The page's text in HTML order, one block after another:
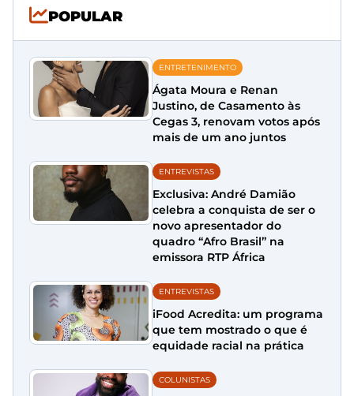
POPULAR
ENTRETENIMENTO
Ágata Moura e Renan
Justino, de Casamento às
Cegas 3, renovam votos após
mais de um ano juntos
ENTREVISTAS
Exclusiva: André Damião
celebra a conquista de ser o
novo apresentador do
quadro “Afro Brasil” na
emissora RTP África
ENTREVISTAS
iFood Acredita: um programa
que tem mostrado o que é
equidade racial na prática
COLUNISTAS